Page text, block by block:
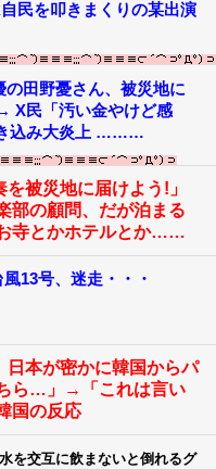
民を叩きまくりの某出演
の田野憂さん、被災地に
X民「汚い金やけど感
込み大炎上 ………
を被災地に届けよう!」
部の顧問、だが泊まる
寺とかホテルとか……
風13号、迷走・・・
日本が密かに韓国からパ
ら…」→「これは言い
国の反応
を交互に飲まないと倒れるグ